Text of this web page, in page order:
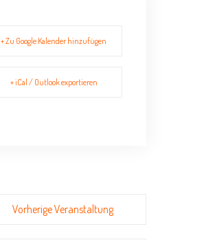
+ Zu Google Kalender hinzufügen
+ iCal / Outlook exportieren
Vorherige Veranstaltung